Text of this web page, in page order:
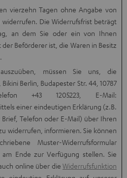
vierzehn Tagen ohne Angabe von
Die Widerrufsfrist beträgt
an dem Sie oder ein von Ihnen
Beförderer ist, die Waren in Besitz
müssen Sie uns, die
Berlin, Budapester Str. 44, 10787
+43 1205223, E-Mail:
einer eindeutigen Erklärung (z.B.
Telefon oder E-Mail) über Ihren
widerrufen, informieren. Sie können
Muster-Widerrufsformular
Ende zur Verfügung stellen. Sie
online über die Widerrufsfunktion